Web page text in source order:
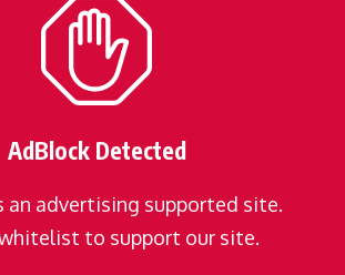
AdBlock Detected
an advertising supported site.
to support our site.